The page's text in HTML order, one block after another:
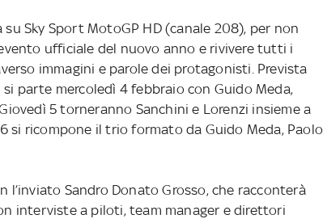
Sky Sport MotoGP HD (canale 208), per non
ufficiale del nuovo anno e rivivere tutti i
immagini e parole dei protagonisti. Prevista
parte mercoledì 4 febbraio con Guido Meda,
5 torneranno Sanchini e Lorenzi insieme a
si ricompone il trio formato da Guido Meda, Paolo
l’inviato Sandro Donato Grosso, che racconterà
interviste a piloti, team manager e direttori